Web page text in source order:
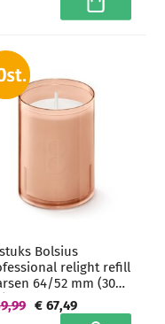
In
Bolsius
relight refill
64/52 mm (30
Roze -€ 67,49